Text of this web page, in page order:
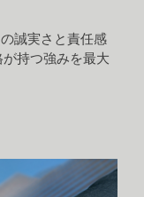
誠実さと責任感
持つ強みを最大